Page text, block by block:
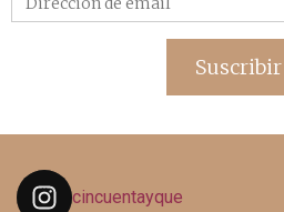
de
Suscribir
cincuentayque